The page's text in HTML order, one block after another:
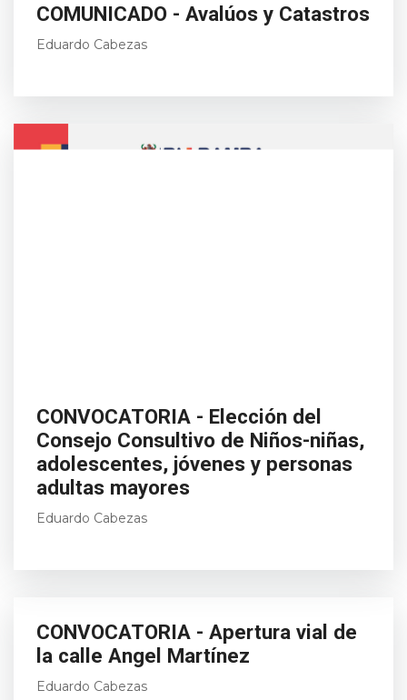
COMUNICADO - Avalúos y Catastros
Eduardo Cabezas
CONVOCATORIA - Elección del
Consejo Consultivo de Niños-niñas,
adolescentes, jóvenes y personas
adultas mayores
Eduardo Cabezas
CONVOCATORIA - Apertura vial de
la calle Angel Martínez
Eduardo Cabezas